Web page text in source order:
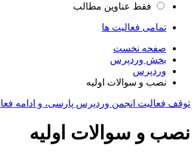
فقط عناوین مطالب
تمامی فعالیت ها
صفحه نخست
بخش وردپرس
وردپرس
نصب و سوالات اولیه
توقف فعالیت انجمن وردپرس پارسی، و ادامه
نصب و سوالات اولیه